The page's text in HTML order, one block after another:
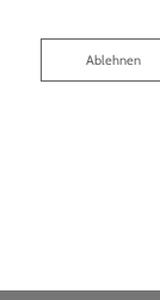
Ablehnen
Ablehnen